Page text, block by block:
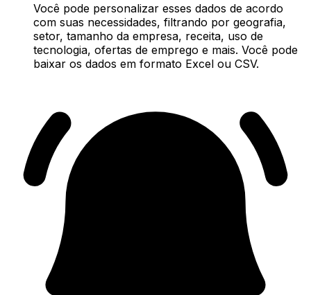
Você pode personalizar esses dados de acordo
com suas necessidades, filtrando por geografia,
setor, tamanho da empresa, receita, uso de
tecnologia, ofertas de emprego e mais. Você pode
baixar os dados em formato Excel ou CSV.